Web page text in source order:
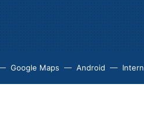
Google Maps Android